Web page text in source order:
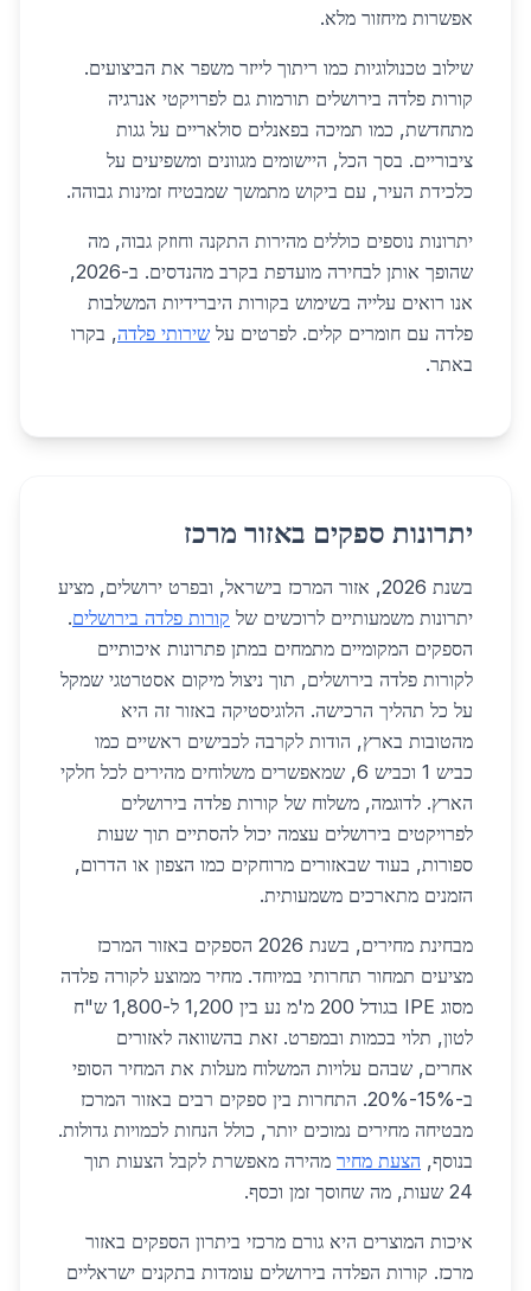
אפשרות מיחזור מלא.
שילוב טכנולוגיות כמו ריתוך לייזר משפר את הביצועים.
קורות פלדה בירושלים תורמות גם לפרויקטי אנרגיה
מתחדשת, כמו תמיכה בפאנלים סולאריים על גגות
ציבוריים. בסך הכל, היישומים מגוונים ומשפיעים על
כלכידת העיר, עם ביקוש מתמשך שמבטיח זמינות גבוהה.
יתרונות נוספים כוללים מהירות התקנה וחוזק גבוה, מה
שהופך אותן לבחירה מועדפת בקרב מהנדסים. ב-2026,
אנו רואים עלייה בשימוש בקורות היברידיות המשלבות
פלדה עם חומרים קלים. לפרטים על שירותי פלדה, בקרו
באתר.
יתרונות ספקים באזור מרכז
בשנת 2026, אזור המרכז בישראל, ובפרט ירושלים, מציע
יתרונות משמעותיים לרוכשים של קורות פלדה בירושלים.
הספקים המקומיים מתמחים במתן פתרונות איכותיים
לקורות פלדה בירושלים, תוך ניצול מיקום אסטרטגי שמקל
על כל תהליך הרכישה. הלוגיסטיקה באזור זה היא
מהטובות בארץ, הודות לקרבה לכבישים ראשיים כמו
כביש 1 וכביש 6, שמאפשרים משלוחים מהירים לכל חלקי
הארץ. לדוגמה, משלוח של קורות פלדה בירושלים
לפרויקטים בירושלים עצמה יכול להסתיים תוך שעות
ספורות, בעוד שבאזורים מרוחקים כמו הצפון או הדרום,
הזמנים מתארכים משמעותית.
מבחינת מחירים, בשנת 2026 הספקים באזור המרכז
מציעים תמחור תחרותי במיוחד. מחיר ממוצע לקורה פלדה
מסוג IPE בגודל 200 מ'מ נע בין 1,200 ל-1,800 ש"ח
לטון, תלוי בכמות ובמפרט. זאת בהשוואה לאזורים
אחרים, שבהם עלויות המשלוח מעלות את המחיר הסופי
ב-15%-20%. התחרות בין ספקים רבים באזור המרכז
מבטיחה מחירים נמוכים יותר, כולל הנחות לכמויות גדולות.
בנוסף, הצעת מחיר מהירה מאפשרת לקבל הצעות תוך
24 שעות, מה שחוסך זמן וכסף.
איכות המוצרים היא גורם מרכזי ביתרון הספקים באזור
מרכז. קורות הפלדה בירושלים עומדות בתקנים ישראליים